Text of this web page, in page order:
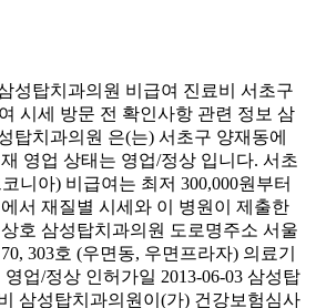
성탑치과의원 비급여 진료비 서초구
시세 방문 전 확인사항 관련 정보 삼
탑치과의원 은(는) 서초구 양재동에
영업 상태는 영업/정상 입니다. 서초
니아) 비급여는 최저 300,000원부터
서 재질별 시세와 이 병원이 제출한
호 삼성탑치과의원 도로명주소 서울
303호 (우면동, 우면프라자) 의료기
업/정상 인허가일 2013-06-03 삼성탑
삼성탑치과의원이(가) 건강보험심사